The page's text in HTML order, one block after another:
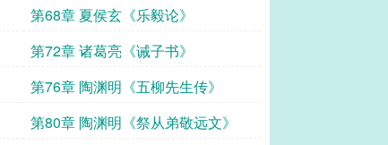
第68章 夏侯玄《乐毅论》
第72章 诸葛亮《诫子书》
第76章 陶渊明《五柳先生传》
第80章 陶渊明《祭从弟敬远文》